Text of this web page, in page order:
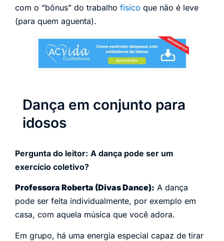
com o “bônus” do trabalho físico que não é leve
(para quem aguenta).
Dança em conjunto para
idosos
Pergunta do leitor: A dança pode ser um
exercício coletivo?
Professora Roberta (Divas Dance): A dança
pode ser feita individualmente, por exemplo em
casa, com aquela música que você adora.
Em grupo, há uma energia especial capaz de tirar